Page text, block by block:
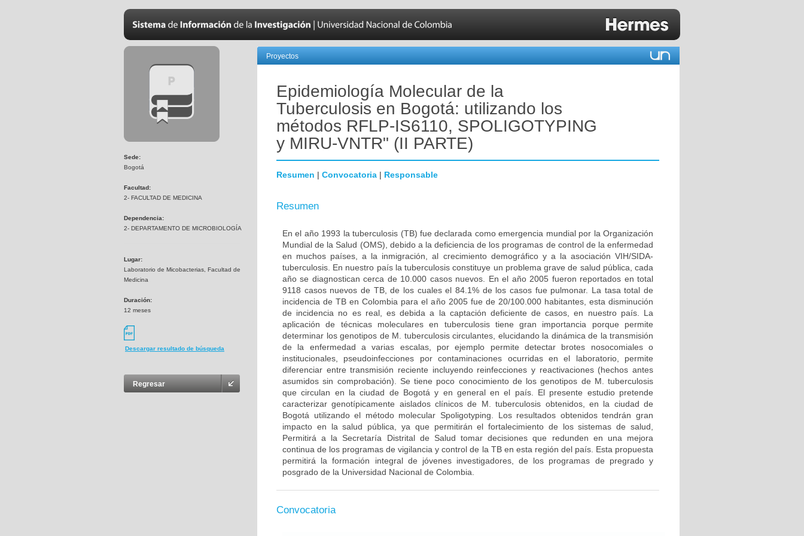
Sede:
Bogotá
Facultad:
2- FACULTAD DE MEDICINA
Dependencia:
2- DEPARTAMENTO DE MICROBIOLOGÍA
Lugar:
Laboratorio de Micobacterias, Facultad de
Medicina
Duración:
12 meses
Descargar resultado de búsqueda
Regresar
Proyectos
Epidemiología Molecular de la
Tuberculosis en Bogotá: utilizando los
métodos RFLP-IS6110, SPOLIGOTYPING
y MIRU-VNTR" (II PARTE)
Resumen | Convocatoria | Responsable
Resumen
En el año 1993 la tuberculosis (TB) fue declarada como emergencia mundial por la Organización
Mundial de la Salud (OMS), debido a la deficiencia de los programas de control de la enfermedad
en muchos países, a la inmigración, al crecimiento demográfico y a la asociación VIH/SIDA-
tuberculosis. En nuestro país la tuberculosis constituye un problema grave de salud pública, cada
año se diagnostican cerca de 10.000 casos nuevos. En el año 2005 fueron reportados en total
9118 casos nuevos de TB, de los cuales el 84.1% de los casos fue pulmonar. La tasa total de
incidencia de TB en Colombia para el año 2005 fue de 20/100.000 habitantes, esta disminución
de incidencia no es real, es debida a la captación deficiente de casos, en nuestro país. La
aplicación de técnicas moleculares en tuberculosis tiene gran importancia porque permite
determinar los genotipos de M. tuberculosis circulantes, elucidando la dinámica de la transmisión
de la enfermedad a varias escalas, por ejemplo permite detectar brotes nosocomiales o
institucionales, pseudoinfecciones por contaminaciones ocurridas en el laboratorio, permite
diferenciar entre transmisión reciente incluyendo reinfecciones y reactivaciones (hechos antes
asumidos sin comprobación). Se tiene poco conocimiento de los genotipos de M. tuberculosis
que circulan en la ciudad de Bogotá y en general en el país. El presente estudio pretende
caracterizar genotípicamente aislados clínicos de M. tuberculosis obtenidos, en la ciudad de
Bogotá utilizando el método molecular Spoligotyping. Los resultados obtenidos tendrán gran
impacto en la salud pública, ya que permitirán el fortalecimiento de los sistemas de salud,
Permitirá a la Secretaría Distrital de Salud tomar decisiones que redunden en una mejora
continua de los programas de vigilancia y control de la TB en esta región del país. Esta propuesta
permitirá la formación integral de jóvenes investigadores, de los programas de pregrado y
posgrado de la Universidad Nacional de Colombia.
Convocatoria